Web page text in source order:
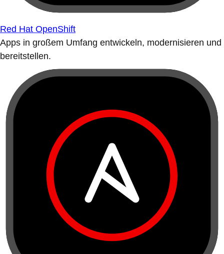
Red Hat OpenShift
Apps in großem Umfang entwickeln, modernisieren und
bereitstellen.